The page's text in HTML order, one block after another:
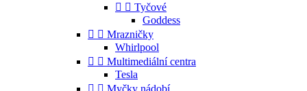
  Tyčové
Goddess
  Mrazničky
Whirlpool
  Multimediální centra
Tesla
  Myčky nádobí